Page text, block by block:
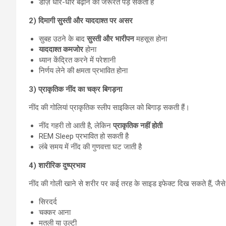
डोज़ धीरे-धीरे बढ़ाने की जरूरत पड़ सकती है
2) दिमागी सुस्ती और याददाश्त पर असर
सुबह उठने के बादसुस्ती और भारीपनमहसूस होना
याददाश्त कमजोरहोना
ध्यान केंद्रित करने में परेशानी
निर्णय लेने की क्षमता प्रभावित होना
3) प्राकृतिक नींद का चक्र बिगड़ना
नींद की गोलियां प्राकृतिक स्लीप साइकिल को बिगाड़ सकती हैं।
नींद गहरी तो आती है, लेकिनप्राकृतिक नहीं होती
REM Sleep प्रभावित हो सकती है
लंबे समय में नींद की गुणवत्ता घट जाती है
4) शारीरिक दुष्प्रभाव
नींद की गोली खाने से शरीर पर कई तरह के साइड इफेक्ट दिख सकते हैं,
सिरदर्द
चक्कर आना
मतली या उल्टी